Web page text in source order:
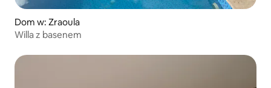
Dom w: Zraoula
Willa z basenem